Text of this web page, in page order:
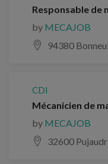
Responsable de
by MECAJOB
94380
CDI
Mécanicien de
by MECAJOB
32600